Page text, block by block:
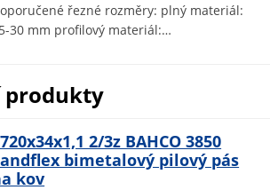
řezné rozměry: plný materiál:
30 mm profilový materiál:…
2/3z BAHCO 3850
bimetalový pilový pás
kov